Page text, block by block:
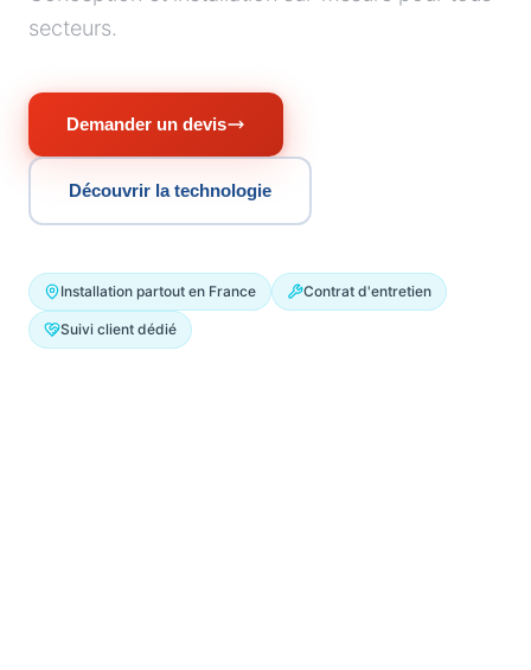
secteurs.
Demander un devis
Découvrir la technologie
Installation partout en France Contrat d'entretien
Suivi client dédié